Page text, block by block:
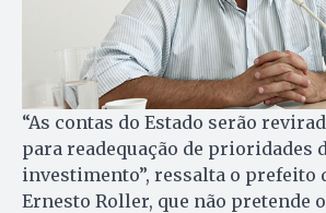
“As contas do Estado serão
para readequação de prioridades
investimento”, ressalta o prefeito
Ernesto Roller, que não pretende